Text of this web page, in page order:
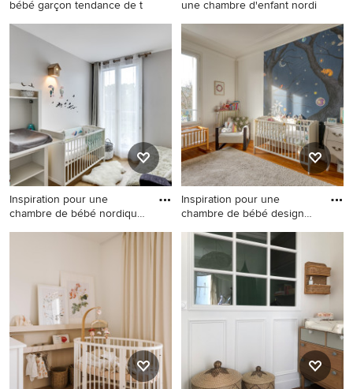
bébé garçon tendance de t
Exemple d'une chambre de
bébé garçon tendance de
taille moyenne avec un mur
bleu.
une chambre d'enfant nordi
Idée de décoration pour une
chambre d'enfant nordique
avec un mur rose.
Inspiration pour une
chambre de bébé nordique
Inspiration pour une chambre
brun.
Inspiration pour une
chambre de bébé design
Inspiration pour une chambre
de bébé design avec un mur
blanc, un sol en bois brun et
un sol marron.